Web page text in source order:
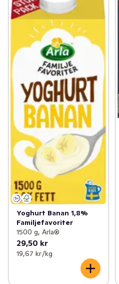
Yoghurt Banan 1,8%
Familjefavoriter
1500 g, Arla®
29,50 kr
19,67 kr /kg